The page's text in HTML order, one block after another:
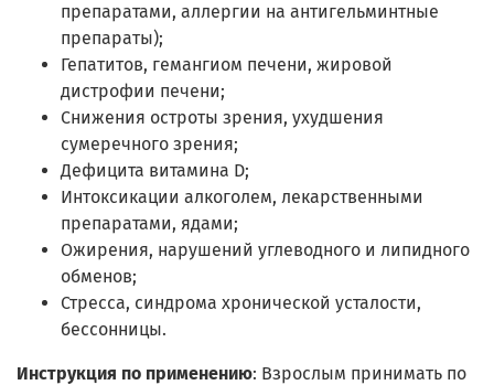
препаратами, аллергии на антигельминтные
препараты);
Гепатитов, гемангиом печени, жировой
дистрофии печени;
Снижения остроты зрения, ухудшения
сумеречного зрения;
Дефицита витамина D;
Интоксикации алкоголем, лекарственными
препаратами, ядами;
Ожирения, нарушений углеводного и липидного
обменов;
Стресса, синдрома хронической усталости,
бессонницы.
Инструкция по применению: Взрослым принимать по